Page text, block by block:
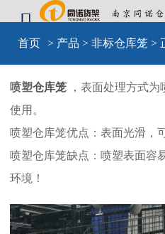

首页 > 产品 > 非标仓库笼 >
喷塑仓库笼 ，表面处理方式
使用。
喷塑仓库笼优点：表面光滑，
喷塑仓库笼缺点：喷塑表面容
环境！